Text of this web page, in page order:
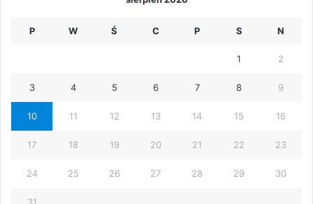
P W Ś C P S N
1 2
3 4 5 6 7 8 9
10 11 12 13 14 15 16
17 18 19 20 21 22 23
24 25 26 27 28 29 30
31